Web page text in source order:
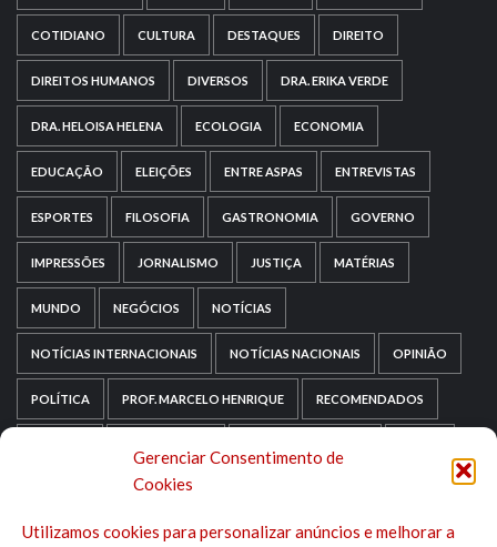
Gerenciar Consentimento de
Cookies
Utilizamos cookies para personalizar anúncios e melhorar a
COTIDIANO CULTURA DESTAQUES DIREITO
DIREITOS HUMANOS DIVERSOS DRA. ERIKA VERDE
DRA. HELOISA HELENA ECOLOGIA ECONOMIA
EDUCAÇÃO ELEIÇÕES ENTRE ASPAS ENTREVISTAS
ESPORTES FILOSOFIA GASTRONOMIA GOVERNO
IMPRESSÕES JORNALISMO JUSTIÇA MATÉRIAS
MUNDO NEGÓCIOS NOTÍCIAS
NOTÍCIAS INTERNACIONAIS NOTÍCIAS NACIONAIS OPINIÃO
POLÍTICA PROF. MARCELO HENRIQUE RECOMENDADOS
SEM CATEGORIA
TECNOLOGIA TRIPADVISOR TURISMO